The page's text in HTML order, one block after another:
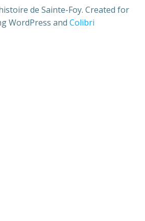
de Sainte-Foy. Created for
WordPress and Colibri